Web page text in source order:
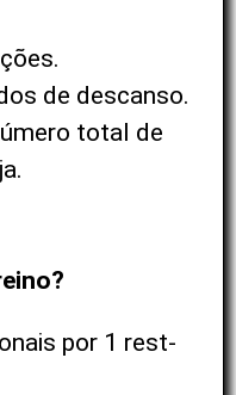
de descanso.
total de
por 1 rest-